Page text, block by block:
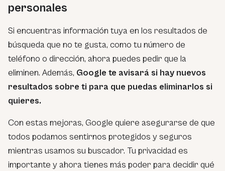
personales
Si encuentras información tuya en los resultados de
búsqueda que no te gusta, como tu número de
teléfono o dirección, ahora puedes pedir que la
eliminen. Además, Google te avisará si hay nuevos
resultados sobre ti para que puedas eliminarlos si
quieres.
Con estas mejoras, Google quiere asegurarse de que
todos podamos sentirnos protegidos y seguros
mientras usamos su buscador. Tu privacidad es
importante y ahora tienes más poder para decidir qué